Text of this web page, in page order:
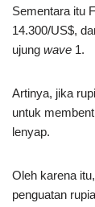
Sementara itu
14.300/US$,
ujung wave 1.
Artinya, jika
untuk
lenyap.
Oleh karena
penguatan